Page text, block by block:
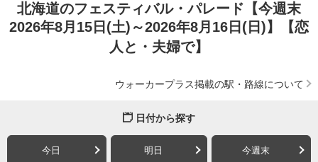
北海道のフェスティバル・パレード【今週末
2026年8月15日(土)～2026年8月16日(日)】【恋
人と・夫婦で】
ウォーカープラス掲載の駅・路線について
日付から探す
今日 明日 今週末